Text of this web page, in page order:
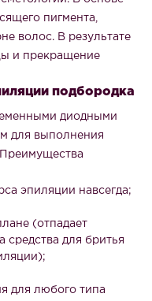
пигмента,
волос. В результате
и прекращение
подбородка
диодными
для выполнения
эпиляции навсегда;
(отпадает
средства для бритья
для любого типа